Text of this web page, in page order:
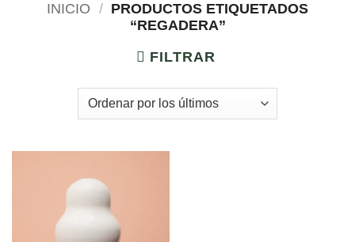
INICIO / PRODUCTOS ETIQUETADOS
“REGADERA”
FILTRAR